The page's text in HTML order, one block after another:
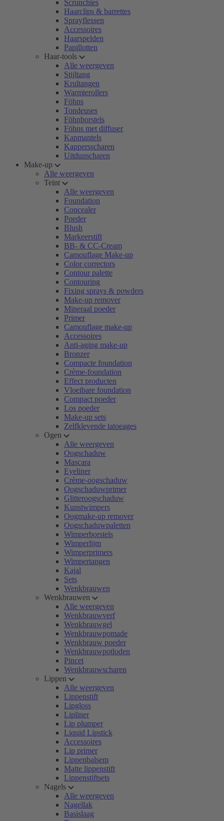
Scrunchies
Haarclips & barrettes
Sprayflessen
Accessoires
Haarspelden
Papillotten
Haar-tools
Alle weergeven
Stijltang
Krultangen
Warmterollers
Föhns
Tondeuses
Föhnborstels
Föhns met diffuser
Kapmantels
Kappersscharen
Uitdunscharen
Make-up
Alle weergeven
Teint
Alle weergeven
Foundation
Concealer
Poeder
Blush
Markeerstift
BB- & CC-Cream
Camouflage Make-up
Color correctors
Contour palette
Contouring
Fixing sprays & powders
Make-up remover
Mineraal poeder
Primer
Camouflage make-up
Accessoires
Anti-aging make-up
Bronzer
Compacte foundation
Crème-foundation
Effect producten
Vloeibare foundation
Compact poeder
Los poeder
Make-up sets
Zelfklevende tatoeages
Ogen
Alle weergeven
Oogschaduw
Mascara
Eyeliner
Crème-oogschaduw
Oogschaduwprimer
Glitteroogschaduw
Kunstwimpers
Oogmake-up remover
Oogschaduwpaletten
Wimperborstels
Wimperlijm
Wimperprimers
Wimpertangen
Kajal
Sets
Wenkbrauwen
Wenkbrauwen
Alle weergeven
Wenkbrauwverf
Wenkbrauwgel
Wenkbrauwpomade
Wenkbrauw poeder
Wenkbrauwpotloden
Pincet
Wenkbrauwscharen
Lippen
Alle weergeven
Lippenstift
Lipgloss
Lipliner
Lip plumper
Liquid Lipstick
Accessoires
Lip primer
Lippenbalsem
Matte lippenstift
Lippenstiftsets
Nagels
Alle weergeven
Nagellak
Basislaag